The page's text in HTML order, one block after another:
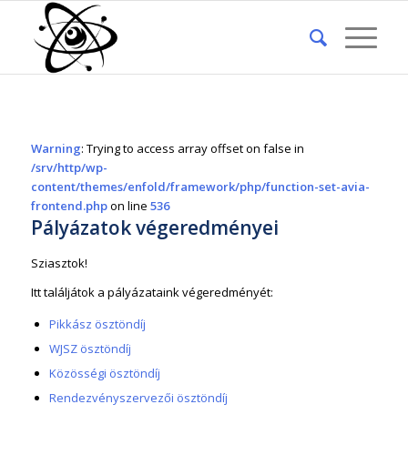
Warning: Trying to access array offset on false in
/srv/http/wp-
content/themes/enfold/framework/php/function-set-avia-
frontend.phpon line 536
Pályázatok végeredményei
Sziasztok!
Itt találjátok a pályázataink végeredményét:
Pikkász ösztöndíj
WJSZ ösztöndíj
Közösségi ösztöndíj
Rendezvényszervezői ösztöndíj